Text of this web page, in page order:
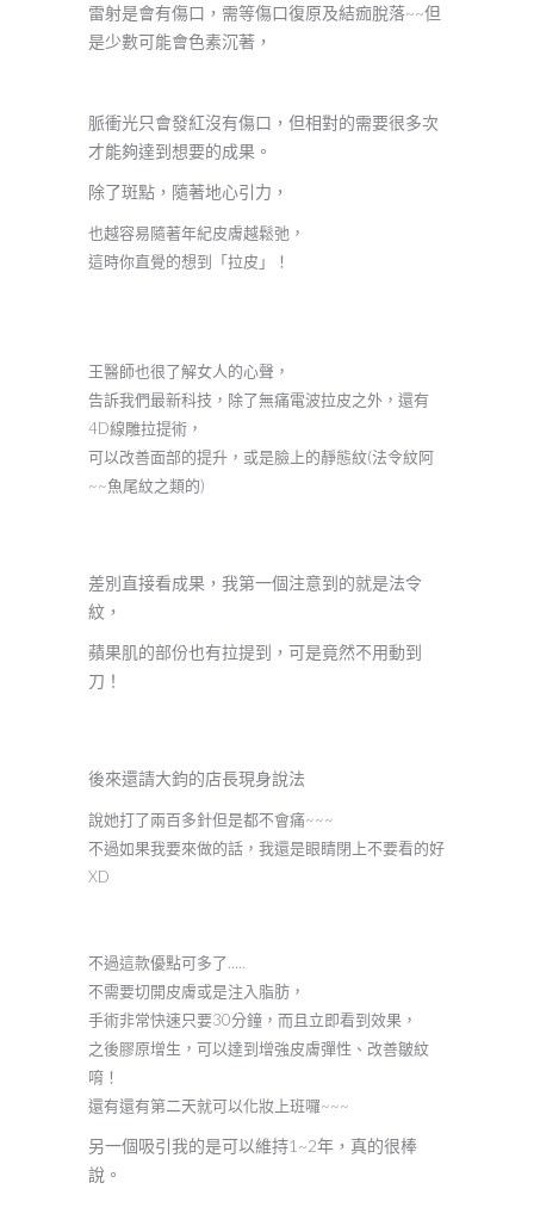
雷射是會有傷口，需等傷口復原及結痂脫落~~但
是少數可能會色素沉著，
脈衝光只會發紅沒有傷口，但相對的需要很多次
才能夠達到想要的成果。
除了斑點，隨著地心引力，
也越容易隨著年紀皮膚越鬆弛，
這時你直覺的想到「拉皮」！
王醫師也很了解女人的心聲，
告訴我們最新科技，除了無痛電波拉皮之外，還有
4D線雕拉提術，
可以改善面部的提升，或是臉上的靜態紋(法令紋阿
~~魚尾紋之類的)
差別直接看成果，我第一個注意到的就是法令
紋，
蘋果肌的部份也有拉提到，可是竟然不用動到
刀！
後來還請大鈞的店長現身說法
說她打了兩百多針但是都不會痛~~~
不過如果我要來做的話，我還是眼睛閉上不要看的好
XD
不過這款優點可多了…..
不需要切開皮膚或是注入脂肪，
手術非常快速只要30分鐘，而且立即看到效果，
之後膠原增生，可以達到增強皮膚彈性、改善皺紋
唷！
還有還有第二天就可以化妝上班囉~~~
另一個吸引我的是可以維持1~2年，真的很棒
說。